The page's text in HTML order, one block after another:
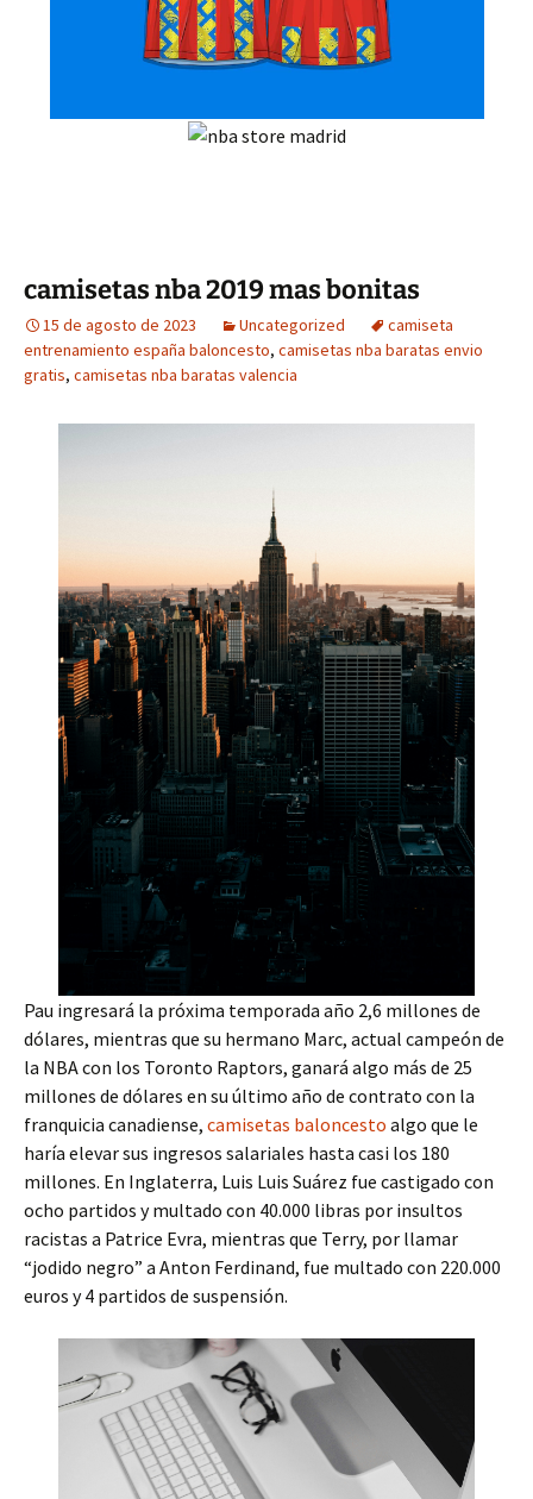
camisetas nba 2019 mas bonitas
15 de agosto de 2023 Uncategorized
camiseta
entrenamiento españa baloncesto, camisetas nba baratas envio
gratis, camisetas nba baratas valencia
Pau ingresará la próxima temporada año 2,6 millones de
dólares, mientras que su hermano Marc, actual campeón de
la NBA con los Toronto Raptors, ganará algo más de 25
millones de dólares en su último año de contrato con la
franquicia canadiense, camisetas baloncesto algo que le
haría elevar sus ingresos salariales hasta casi los 180
millones. En Inglaterra, Luis Luis Suárez fue castigado con
ocho partidos y multado con 40.000 libras por insultos
racistas a Patrice Evra, mientras que Terry, por llamar
“jodido negro” a Anton Ferdinand, fue multado con 220.000
euros y 4 partidos de suspensión.